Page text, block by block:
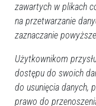
zawartych w plikach
na przetwarzanie
zaznaczanie
Użytkownikom
dostępu do swoich
do usunięcia danych,
prawo do